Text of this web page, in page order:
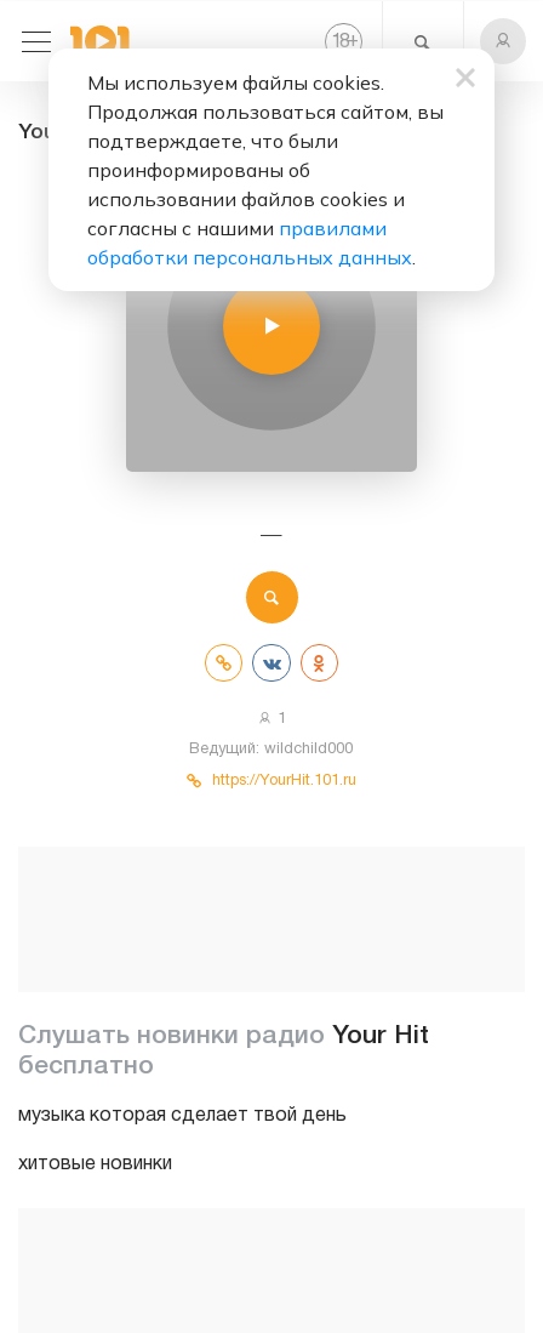
18+
Your Hit - радио онлайн. Слушать бесплатно
—
1
Ведущий: wildchild000
https://YourHit.101.ru
Слушать новинки радио Your Hit
бесплатно
музыка которая сделает твой день
хитовые новинки
Мы используем файлы cookies.
Продолжая пользоваться сайтом, вы
подтверждаете, что были
проинформированы об
использовании файлов cookies и
согласны с нашими правилами
обработки персональных данных.